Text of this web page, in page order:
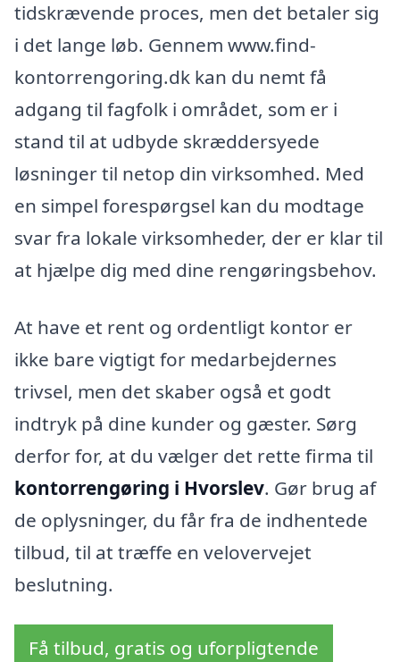
tidskrævende proces, men det betaler sig
i det lange løb. Gennem www.find-
kontorrengoring.dk kan du nemt få
adgang til fagfolk i området, som er i
stand til at udbyde skræddersyede
løsninger til netop din virksomhed. Med
en simpel forespørgsel kan du modtage
svar fra lokale virksomheder, der er klar til
at hjælpe dig med dine rengøringsbehov.
At have et rent og ordentligt kontor er
ikke bare vigtigt for medarbejdernes
trivsel, men det skaber også et godt
indtryk på dine kunder og gæster. Sørg
derfor for, at du vælger det rette firma til
kontorrengøring i Hvorslev. Gør brug af
de oplysninger, du får fra de indhentede
tilbud, til at træffe en velovervejet
beslutning.
Få tilbud, gratis og uforpligtende